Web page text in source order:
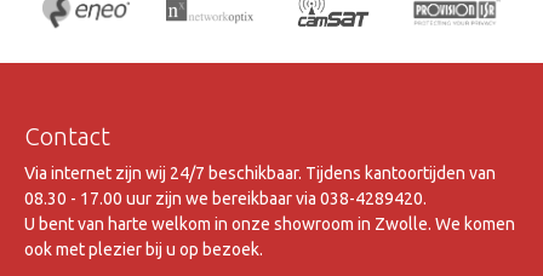
Contact
Via internet zijn wij 24/7 beschikbaar. Tijdens kantoortijden van
08.30 - 17.00 uur zijn we bereikbaar via 038-4289420.
U bent van harte welkom in onze showroom in Zwolle. We komen
ook met plezier bij u op bezoek.